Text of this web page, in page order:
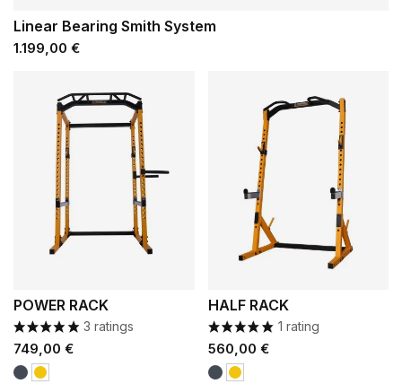
Linear Bearing Smith System
Prezzo
1.199,00 €
POWER RACK
3 ratings
Prezzo
749,00 €
NeroGiallo
HALF RACK
1 rating
Prezzo
560,00 €
NeroGiallo